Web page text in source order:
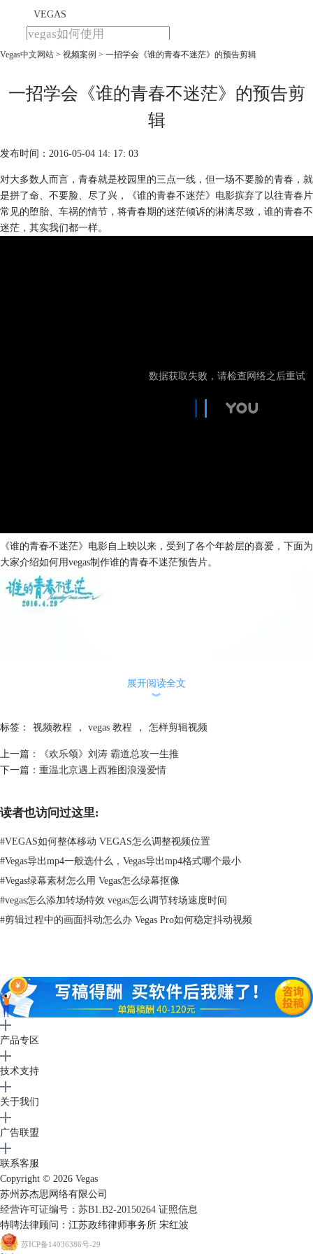
VEGAS
首页
Vegas中文网站 > 视频案例 > 一招学会《谁的青春不迷茫》的预告剪辑
一招学会《谁的青春不迷茫》的预告剪
辑
发布时间：2016-05-04 14: 17: 03
对大多数人而言，青春就是校园里的三点一线，但一场不要脸的青春，就
是拼了命、不要脸、尽了兴，《谁的青春不迷茫》电影摈弃了以往青春片
常见的堕胎、车祸的情节，将青春期的迷茫倾诉的淋漓尽致，谁的青春不
迷茫，其实我们都一样。
《谁的青春不迷茫》电影自上映以来，受到了各个年龄层的喜爱，下面为
大家介绍如何用vegas制作谁的青春不迷茫预告片。
图1：谁的青春不迷茫海报
一、视频剪辑准备
2、视频素材准备：去网上搜相关的预告片，下载出来，整理出自己想要
剪辑的内容，可以用迅雷看看或QQ影音将需要的片段剪辑出来，这一方
法相对使用vegas要更为快捷。如果格式是flv，需要把它转化为mp4、
展开阅读全文
︾
标签： 视频教程 ， vegas 教程 ， 怎样剪辑视频
上一篇：
《欢乐颂》刘涛 霸道总攻一生推
下一篇： 重温北京遇上西雅图浪漫爱情
读者也访问过这里:
#VEGAS如何整体移动 VEGAS怎么调整视频位置
#Vegas导出mp4一般选什么，Vegas导出mp4格式哪个最小
#Vegas绿幕素材怎么用 Vegas怎么绿幕抠像
#vegas怎么添加转场特效 vegas怎么调节转场速度时间
#剪辑过程中的画面抖动怎么办 Vegas Pro如何稳定抖动视频
产品专区
技术支持
关于我们
广告联盟
联系客服
Copyright © 2026 Vegas
苏州苏杰思网络有限公司
经营许可证编号：苏B1.B2-20150264 证照信息
特聘法律顾问：江苏政纬律师事务所 宋红波
苏ICP备14036386号-29